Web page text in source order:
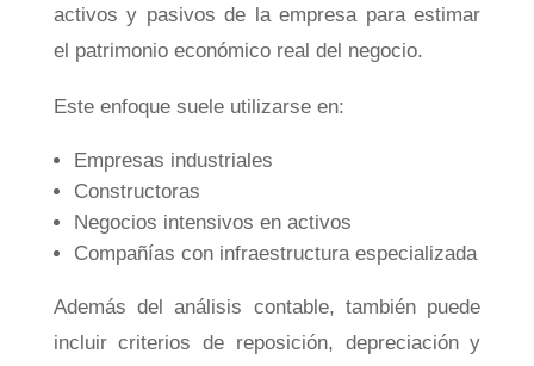
activos y pasivos de la empresa para estimar
el patrimonio económico real del negocio.
Este enfoque suele utilizarse en:
Empresas industriales
Constructoras
Negocios intensivos en activos
Compañías con infraestructura especializada
Además del análisis contable, también puede
incluir criterios de reposición, depreciación y